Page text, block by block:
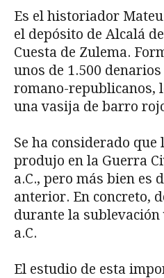
Es el historiador
el depósito de Alcalá
Cuesta de Zulema.
unos de 1.500
romano-republicanos,
una vasija de barro
Se ha considerado que
produjo en la Guerra
a.C., pero más bien es
anterior. En concreto,
durante la sublevación
a.C.
El estudio de esta